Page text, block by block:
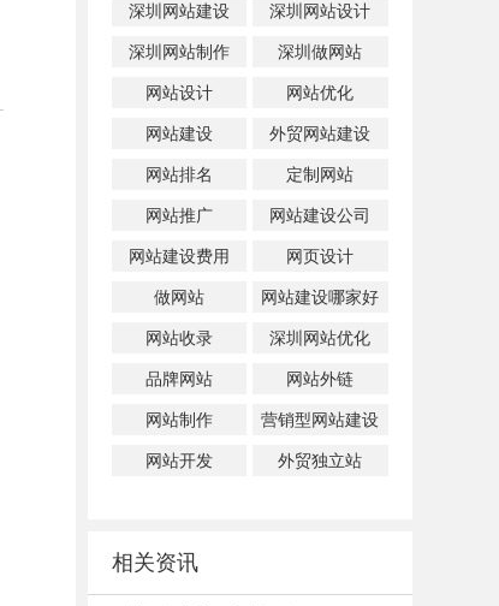
深圳网站建设 深圳网站设计
深圳网站制作 深圳做网站
网站设计 网站优化
网站建设 外贸网站建设
网站排名 定制网站
网站推广 网站建设公司
网站建设费用 网页设计
做网站 网站建设哪家好
网站收录 深圳网站优化
品牌网站 网站外链
网站制作 营销型网站建设
网站开发 外贸独立站
相关资讯